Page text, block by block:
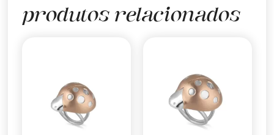
produtos relacionados